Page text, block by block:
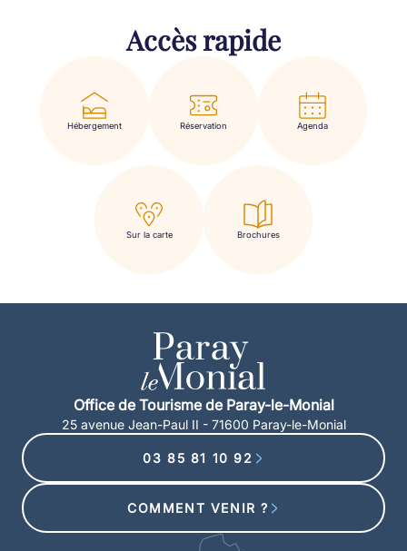
Accès rapide
Hébergement Réservation Agenda
Sur la carte Brochures
Office de Tourisme de Paray-le-Monial
25 avenue Jean-Paul II - 71600 Paray-le-Monial
03 85 81 10 92
COMMENT VENIR ?